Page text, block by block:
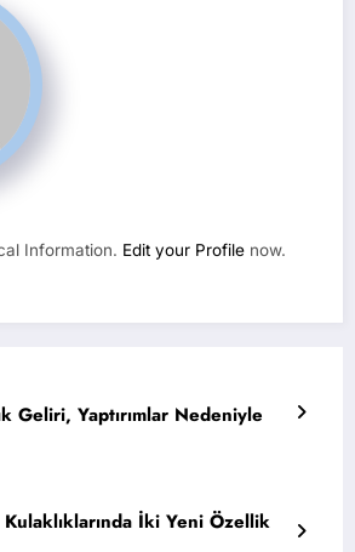
Information. Edit your Profile now.
Geliri, Yaptırımlar Nedeniyle
İki Yeni Özellik